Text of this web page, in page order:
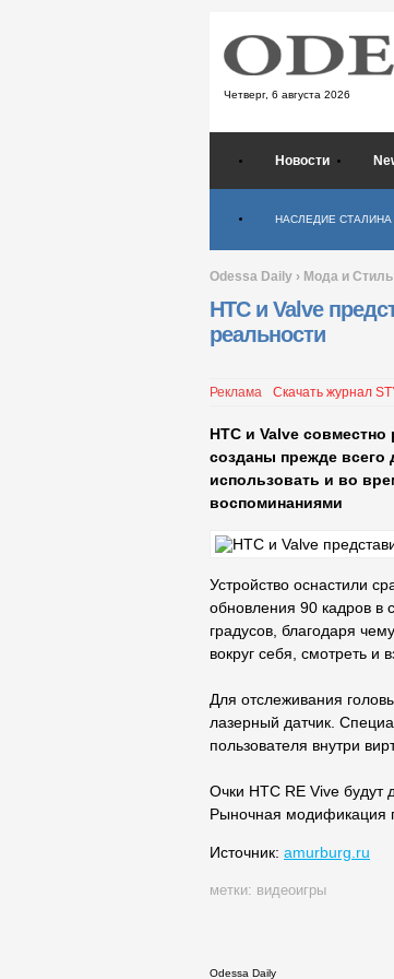
Четверг, 6 августа 2026
Новости
НАСЛЕДИЕ СТАЛИНА
Odessa Daily › Мода и Стиль
HTC и Valve
реальности
Реклама Скачать журнал
HTC и Valve
созданы прежде всего
использовать и во
воспоминаниями
Устройство оснастили
обновления 90 кадров в
градусов, благодаря
вокруг себя, смотреть и
Для отслеживания
лазерный датчик.
пользователя внутри
Очки HTC RE Vive будут
Рыночная модификация
Источник: amurburg.ru
метки: видеоигры
Odessa Daily